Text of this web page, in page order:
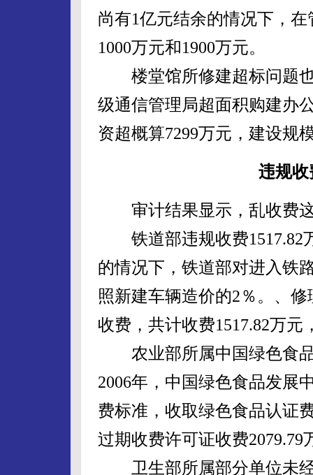
尚有1亿元结余的情况下，
1000万元和1900万元。
楼堂馆所修建超标问题也
级通信管理局超面积购建办
资超概算7299万元，建设规
违规
审计结果显示，乱收费这
铁道部违规收费1517.82
的情况下，铁道部对进入铁
照新建车辆造价的2％。、
收费，共计收费1517.82万
农业部所属中国绿色食品
2006年，中国绿色食品发展
费标准，收取绿色食品认证
过期收费许可证收费2079.79
卫生部所属部分单位未经